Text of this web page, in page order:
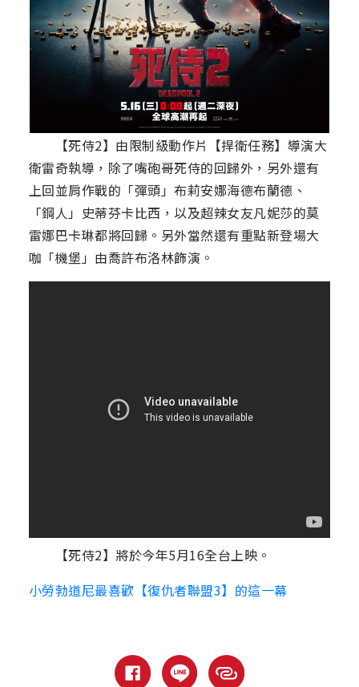
【死侍2】由限制級動作片【捍衛任務】導演大
衛雷奇執導，除了嘴砲哥死侍的回歸外，另外還有
上回並肩作戰的「彈頭」布莉安娜海德布蘭德、
「鋼人」史蒂芬卡比西，以及超辣女友凡妮莎的莫
雷娜巴卡琳都將回歸。另外當然還有重點新登場大
咖「機堡」由喬許布洛林飾演。
【死侍2】將於今年5月16全台上映。
小勞勃道尼最喜歡【復仇者聯盟3】的這一幕